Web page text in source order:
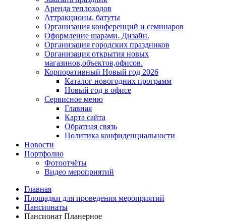
Аренда теплоходов
Аттракционы, батуты
Организация конференций и семинаров
Оформление шарами. Дизайн.
Организация городских праздников
Организация открытия новых
магазинов,объектов,офисов.
Корпоративный Новый год 2026
Каталог новогодних программ
Новый год в офисе
Сервисное меню
Главная
Карта сайта
Обратная связь
Политика конфиденциальности
Новости
Портфолио
Фотоотчёты
Видео мероприятий
Главная
Площадки для проведения мероприятий
Пансионаты
Пансионат Планерное